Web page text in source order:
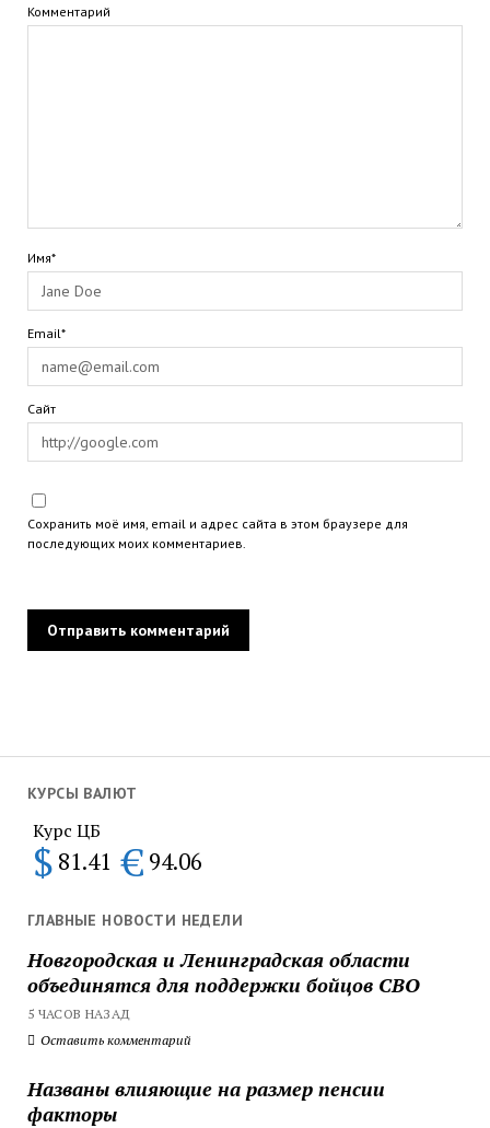
КУРСЫ ВАЛЮТ
Курс ЦБ
$ 81.41 € 94.06
ГЛАВНЫЕ НОВОСТИ НЕДЕЛИ
Новгородская и Ленинградская области
объединятся для поддержки бойцов СВО
5 ЧАСОВ НАЗАД
Оставить комментарий
Названы влияющие на размер пенсии
факторы
Комментарий
Имя*
Email*
Сайт
Сохранить моё имя, email и адрес сайта в этом браузере для
последующих моих комментариев.